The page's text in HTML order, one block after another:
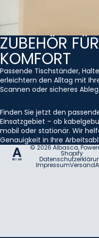
ZUBEHÖR
KOMFORT
Passende Tischständer,
erleichtern den Alltag mit
Scannen oder sicheres
Finden Sie jetzt den
Einsatzgebiet – ob
mobil oder stationär. Wir
Genauigkeit in Ihre
© 2026Albasca,
Shopify
ImpressumVersand